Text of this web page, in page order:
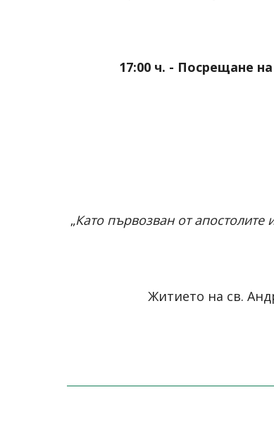
17:00 ч. - Посрещане
„Като първозван от апостолите
Житието на св.